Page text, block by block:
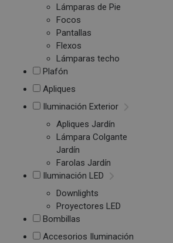
Lámparas de Pie
Focos
Pantallas
Flexos
Lámparas techo
Plafón
Apliques
Iluminación Exterior
Apliques Jardín
Lámpara Colgante
Jardín
Farolas Jardín
Iluminación LED
Downlights
Proyectores LED
Bombillas
Accesorios Iluminación